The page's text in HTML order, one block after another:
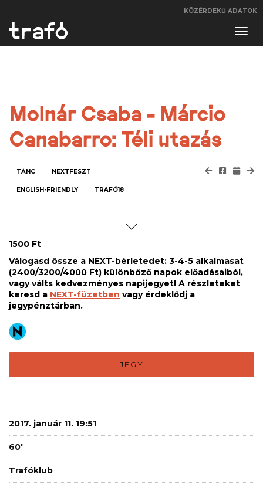
KÖZÉRDEKŰ ADATOK
Molnár Csaba - Márcio
Canabarro: Téli utazás
TÁNC NEXTFESZT
ENGLISH-FRIENDLY TRAFÓ18
1500 Ft
Válogasd össze a NEXT-bérletedet: 3-4-5 alkalmasat
(2400/3200/4000 Ft) különböző napok előadásaiból,
vagy válts kedvezményes napijegyet! A részleteket
keresd a NEXT-füzetben vagy érdeklődj a
jegypénztárban.
JEGY
2017. január 11. 19:51
60'
Trafóklub